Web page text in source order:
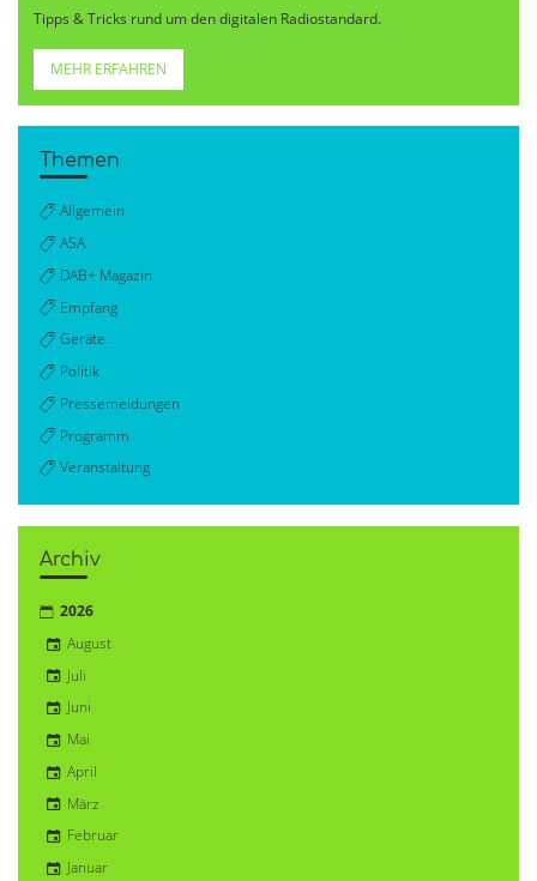
Tipps & Tricks rund um den digitalen Radiostandard.
MEHR ERFAHREN
Themen
Allgemein
ASA
DAB+ Magazin
Empfang
Geräte
Politik
Pressemeldungen
Programm
Veranstaltung
Archiv
2026
August
Juli
Juni
Mai
April
März
Februar
Januar